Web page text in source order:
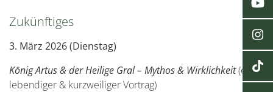
Zukünftiges
3. März 2026 (Dienstag)
König Artus & der Heilige Gral – Mythos & Wirklichkeit(ein
lebendiger & kurzweiliger Vortrag)